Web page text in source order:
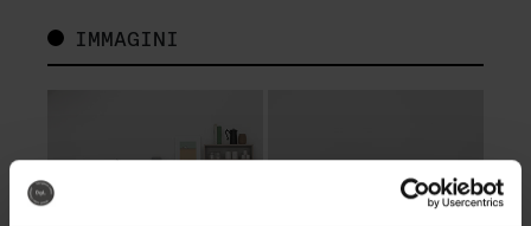
IMMAGINI